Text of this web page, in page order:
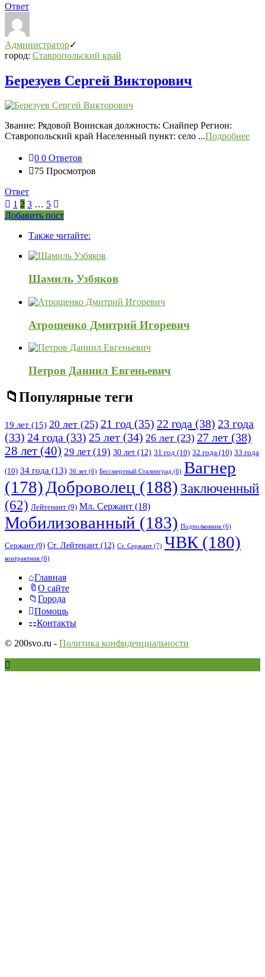
Ответ
Администратор
город: Ставропольский край
Березуев Сергей Викторович
Звание: Рядовой Воинская должность: Снайпер Регион:
Ставропольский край Населенный пункт: село ...Подробнее
0 0 Ответов
75 Просмотров
Ответ
1 2 3 … 5
Боковая
панель
Добавить пост
120x600Также читайте:
Шамиль Узбяков
Атрощенко Дмитрий Игоревич
Петров Даниил Евгеньевич
Популярные теги
19 лет (15) 20 лет (25) 21 год (35) 22 года (38) 23 года
(33) 24 года (33) 25 лет (34) 26 лет (23) 27 лет (38)
28 лет (40) 29 лет(19) 30 лет (12) 31 год (10) 32 года (10) 33 года
(10) 34 года (13) 36 лет (6) Бессмертный Сталинград (6) Вагнер
(178) Доброволец (188) Заключенный
(62) Лейтенант (9) Мл. Сержант (18)
Мобилизованный (183) Подполковник (6)
Сержант (9) Ст. Лейтенант (12) Ст. Сержант (7) ЧВК (180)
контрактник (6)
Исследовать
Главная
О сайте
Города
Помощь
Контакты
© 200svo.ru - Политика конфиденциальности